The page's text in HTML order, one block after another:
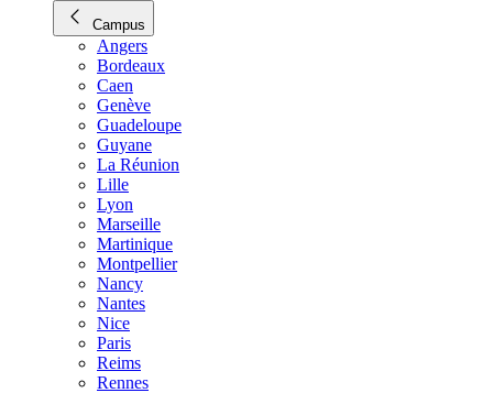
Campus
Angers
Bordeaux
Caen
Genève
Guadeloupe
Guyane
La Réunion
Lille
Lyon
Marseille
Martinique
Montpellier
Nancy
Nantes
Nice
Paris
Reims
Rennes